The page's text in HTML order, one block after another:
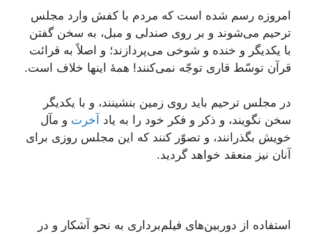
امروزه رسم شده است که مردم با کفش وارد مجلس
ترحیم می‌شوند و بر روی صندلی و مبل، به سخن گفتن
با یکدیگر و خنده و شوخی می‌پردازند؛ و اصلاً به قرائت
قرآن توسّط قاری توجّه نمی‌کنند! همۀ اینها خلاف است.
در مجلس ترحیم باید روی زمین بنشینند، و با یکدیگر
سخن نگویند، و ذکر و فکر خود را به یاد آخرت و مآل
خویش بگذرانند، و تصوّر کنند که این مجلس روزی برای
آنان نیز منعقد خواهد گردید.
استفاده از دوربین‌های فیلم‌برداری به نحو آشکار و در